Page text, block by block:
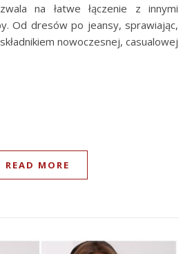
na łatwe łączenie z innymi
Od dresów po jeansy, sprawiając,
nowoczesnej, casualowej
READ MORE